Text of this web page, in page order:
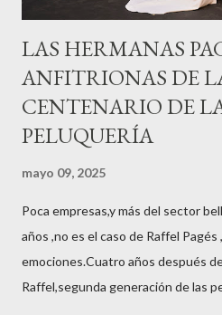
LAS HERMANAS
ANFITRIONAS DE
CENTENARIO DE
PELUQUERÍA
mayo 09, 2025
Poca empresas,y más del sector
años ,no es el caso de Raffel
emociones.Cuatro años después
Raffel,segunda generación de las